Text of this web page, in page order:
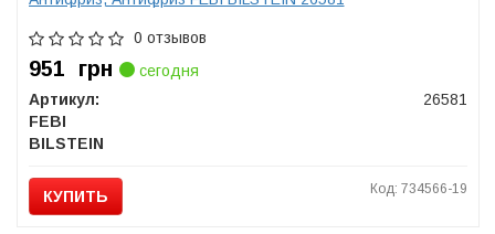
0 отзывов
951 грн
сегодня
Артикул:
26581
FEBI
BILSTEIN
КУПИТЬ Код: 734566-19